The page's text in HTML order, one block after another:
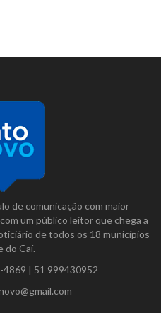
de comunicação com maior
um público leitor que chega a
de todos os 18 municípios
do Caí.
4869 | 51 999430952